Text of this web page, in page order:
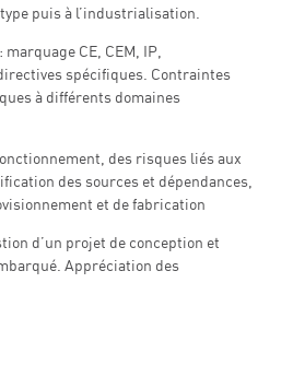
puis à l’industrialisation.
CE, CEM, IP,
spécifiques. Contraintes
à différents domaines
des risques liés aux
des sources et dépendances,
et de fabrication
d’un projet de conception et
Appréciation des